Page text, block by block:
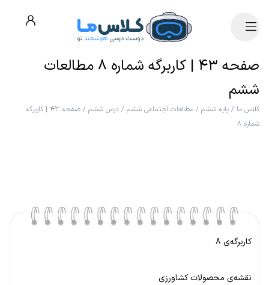
صفحه ۴۳ | کاربرگه شماره ۸ مطالعات
ششم
کلاس ما / پایه ششم / مطالعات اجتماعی ششم / درس ششم /
صفحه ۴۳ | کاربرگه
شماره ۸
کاربرگه‌ی ۸
نقشه‌ی محصولات کشاورزی